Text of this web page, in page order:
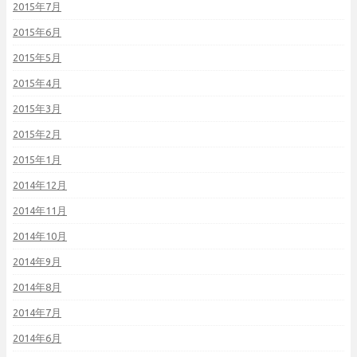
2015年7月
2015年6月
2015年5月
2015年4月
2015年3月
2015年2月
2015年1月
2014年12月
2014年11月
2014年10月
2014年9月
2014年8月
2014年7月
2014年6月